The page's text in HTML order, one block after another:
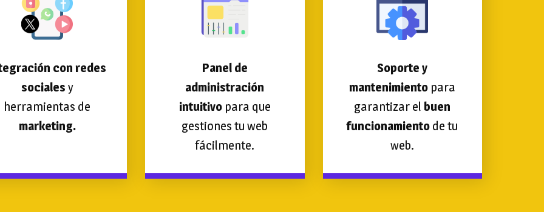
con redes
sociales y
herramientas de
marketing.
Panel de
administración
intuitivopara que
gestiones tu web
fácilmente.
Soporte y
mantenimiento para
garantizar el buen
funcionamiento de tu
web.